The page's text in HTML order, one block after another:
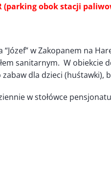
(parking obok stacji
“Józef” w Zakopanem na
sanitarnym. W obiekcie
dla dzieci (huśtawki),
w stołówce